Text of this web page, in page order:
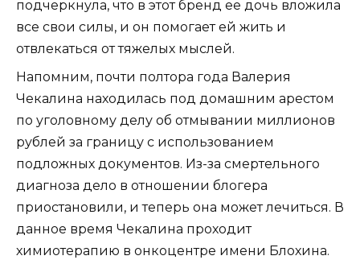
подчеркнула, что в этот бренд ее дочь вложила
все свои силы, и он помогает ей жить и
отвлекаться от тяжелых мыслей.
Напомним, почти полтора года Валерия
Чекалина находилась под домашним арестом
по уголовному делу об отмывании миллионов
рублей за границу с использованием
подложных документов. Из-за смертельного
диагноза дело в отношении блогера
приостановили, и теперь она может лечиться. В
данное время Чекалина проходит
химиотерапию в онкоцентре имени Блохина.